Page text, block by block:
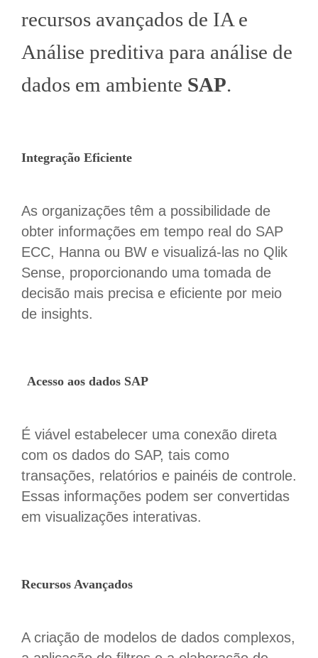
recursos avançados de IA e
Análise preditiva para análise de
dados em ambiente SAP.
Integração Eficiente
As organizações têm a possibilidade de
obter informações em tempo real do SAP
ECC, Hanna ou BW e visualizá-las no Qlik
Sense, proporcionando uma tomada de
decisão mais precisa e eficiente por meio
de insights.
Acesso aos dados SAP
É viável estabelecer uma conexão direta
com os dados do SAP, tais como
transações, relatórios e painéis de controle.
Essas informações podem ser convertidas
em visualizações interativas.
Recursos Avançados
A criação de modelos de dados complexos,